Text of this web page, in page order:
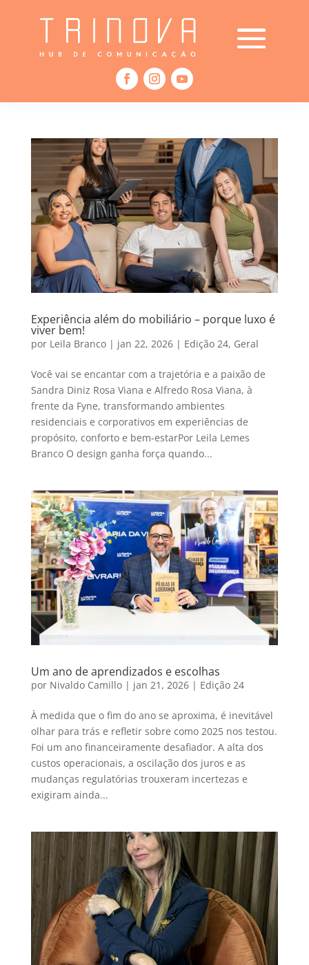
Experiência além do mobiliário – porque luxo é
viver bem!
por Leila Branco| jan 22, 2026| Edição 24, Geral
Você vai se encantar com a trajetória e a paixão de
Sandra Diniz Rosa Viana e Alfredo Rosa Viana, à
frente da Fyne, transformando ambientes
residenciais e corporativos em experiências de
propósito, conforto e bem-estarPor Leila Lemes
Branco O design ganha força quando...
Um ano de aprendizados e escolhas
por Nivaldo Camillo| jan 21, 2026| Edição 24
À medida que o fim do ano se aproxima, é inevitável
olhar para trás e refletir sobre como 2025 nos testou.
Foi um ano financeiramente desafiador. A alta dos
custos operacionais, a oscilação dos juros e as
mudanças regulatórias trouxeram incertezas e
exigiram ainda...